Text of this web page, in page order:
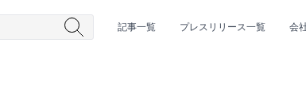
記事一覧 プレスリリース一覧 会